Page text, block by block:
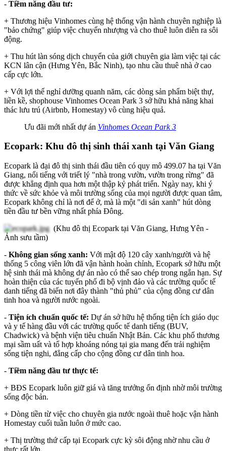
- Tiềm năng đầu tư:
+ Thương hiệu Vinhomes cùng hệ thống vận hành chuyên nghiệp là
"bảo chứng" giúp việc chuyển nhượng và cho thuê luôn diễn ra sôi
động.
+ Thu hút làn sóng dịch chuyển của giới chuyên gia làm việc tại các
KCN lân cận (Hưng Yên, Bắc Ninh), tạo nhu cầu thuê nhà ở cao
cấp cực lớn.
+ Với lợi thế nghỉ dưỡng quanh năm, các dòng sản phẩm biệt thự,
liền kề, shophouse Vinhomes Ocean Park 3 sở hữu khả năng khai
thác lưu trú (Airbnb, Homestay) vô cùng hiệu quả.
Ưu đãi mới nhất dự án Vinhomes Ocean Park 3
Ecopark: Khu đô thị sinh thái xanh tại Văn Giang
Ecopark là đại đô thị sinh thái đầu tiên có quy mô 499.07 ha tại Văn
Giang, nổi tiếng với triết lý "nhà trong vườn, vườn trong rừng" đã
được khẳng định qua hơn một thập kỷ phát triển. Ngày nay, khi ý
thức về sức khỏe và môi trường sống của mọi người được quan tâm,
Ecopark không chỉ là nơi để ở, mà là một "di sản xanh" hút dòng
tiền đầu tư bền vững nhất phía Đông.
(Khu đô thị Ecopark tại Văn Giang, Hưng Yên -
Ảnh sưu tầm)
- Không gian sống xanh: Với mật độ 120 cây xanh/người và hệ
thống 5 công viên lớn đã vận hành hoàn chỉnh, Ecopark sở hữu một
hệ sinh thái mà không dự án nào có thể sao chép trong ngắn hạn. Sự
hoàn thiện của các tuyến phố đi bộ vịnh đảo và các trường quốc tế
danh tiếng đã biến nơi đây thành "thủ phủ" của cộng đồng cư dân
tinh hoa và người nước ngoài.
- Tiện ích chuẩn quốc tế: Dự án sở hữu hệ thống tiện ích giáo dục
và y tế hàng đầu với các trường quốc tế danh tiếng (BUV,
Chadwick) và bệnh viện tiêu chuẩn Nhật Bản. Các khu phố thương
mại sầm uất và tổ hợp khoáng nóng tại gia mang đến trải nghiệm
sống tiện nghi, đẳng cấp cho cộng đồng cư dân tinh hoa.
- Tiềm năng đầu tư thực tế:
+ BĐS Ecopark luôn giữ giá và tăng trưởng ổn định nhờ môi trường
sống độc bản.
+ Dòng tiền từ việc cho chuyên gia nước ngoài thuê hoặc vận hành
Homestay cuối tuần luôn ở mức cao.
+ Thị trường thứ cấp tại Ecopark cực kỳ sôi động nhờ nhu cầu ở
thực rất lớn.